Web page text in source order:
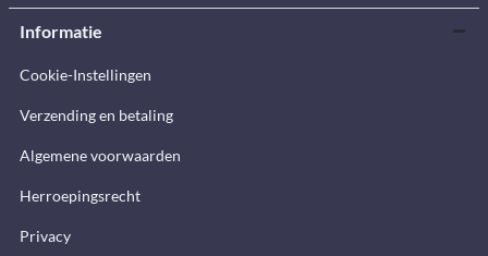
Informatie
Cookie-Instellingen
Verzending en betaling
Algemene voorwaarden
Herroepingsrecht
Privacy